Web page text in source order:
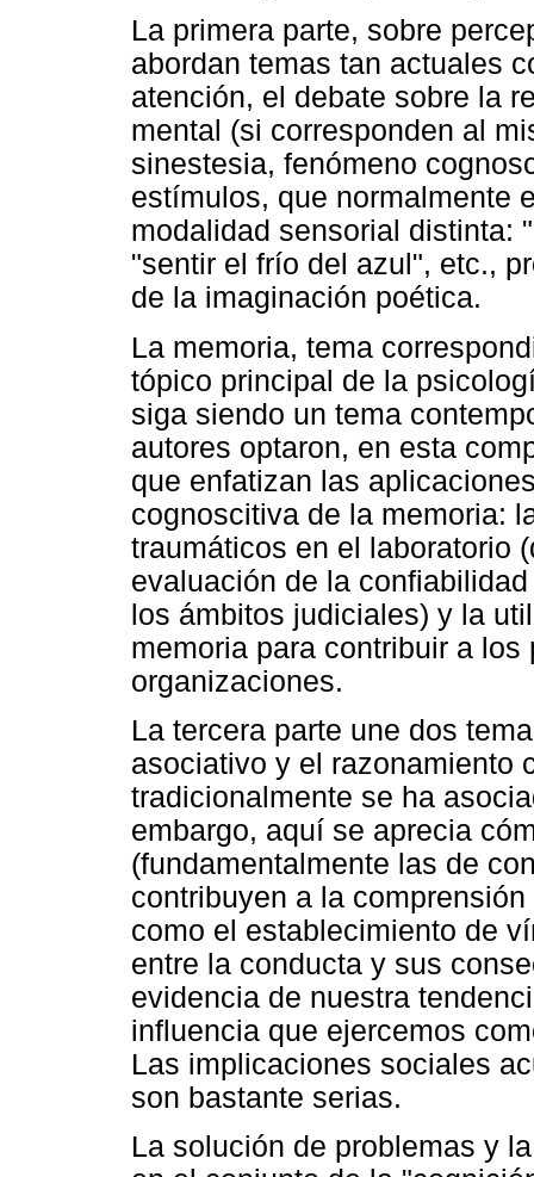
La primera parte, sobre
abordan temas tan actuales
atención, el debate sobre la
mental (si corresponden al
sinestesia, fenómeno
estímulos, que normalmente
modalidad sensorial distinta:
"sentir el frío del azul", etc.,
de la imaginación poética.
La memoria, tema
tópico principal de la
siga siendo un tema
autores optaron, en esta
que enfatizan las
cognoscitiva de la memoria:
traumáticos en el laboratorio
evaluación de la
los ámbitos judiciales) y la
memoria para contribuir a
organizaciones.
La tercera parte une dos
asociativo y el razonamiento
tradicionalmente se ha
embargo, aquí se aprecia
(fundamentalmente las de
contribuyen a la
como el establecimiento de
entre la conducta y sus
evidencia de nuestra
influencia que ejercemos
Las implicaciones sociales
son bastante serias.
La solución de problemas y